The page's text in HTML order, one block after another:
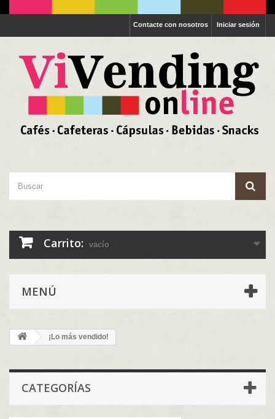
Iniciar sesión
Contacte con nosotros
Carrito: vacío
MENÚ
¡Lo más vendido!
CATEGORÍAS